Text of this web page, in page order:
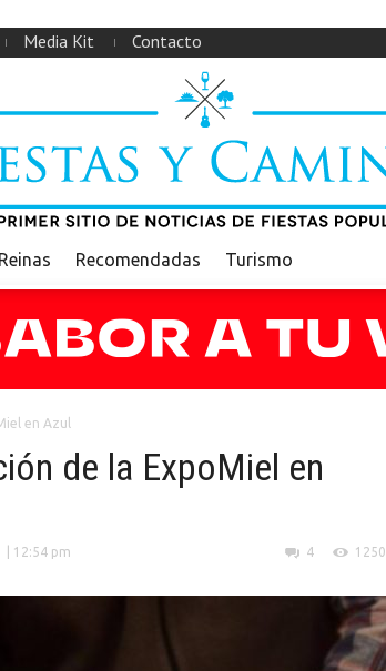
Media Kit Contacto
Reinas Recomendadas Turismo
en Azul
de la ExpoMiel en
| 12:54 pm 4 1250